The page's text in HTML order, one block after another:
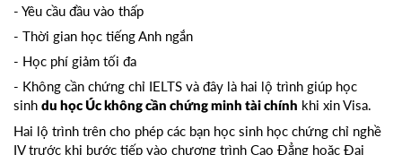
- Yêu cầu đầu vào thấp
- Thời gian học tiếng Anh ngắn
- Học phí giảm tối đa
- Không cần chứng chỉ IELTS và đây là hai lộ trình giúp học
sinh du học Úc không cần chứng minh tài chính khi xin Visa.
Hai lộ trình trên cho phép các bạn học sinh học chứng chỉ nghề
IV trước khi bước tiếp vào chương trình Cao Đẳng hoặc Đại